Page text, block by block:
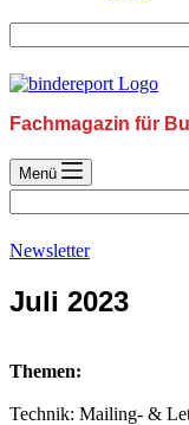
Fachmagazin für
Menü
Newsletter
Juli 2023
Themen:
Technik: Mailing- &